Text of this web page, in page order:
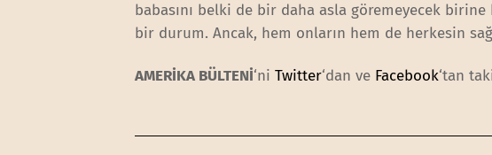
babasını belki de bir daha asla göremeyecek
bir durum. Ancak, hem onların hem de herkesin
AMERİKA BÜLTENİ‘niTwitter‘dan ve Facebook‘tan